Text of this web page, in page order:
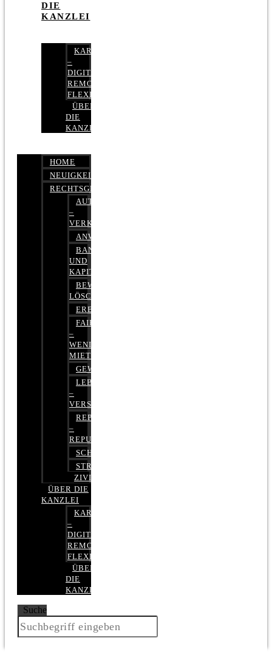
DIE
KANZLEI
KARRIERE
–
DIGITAL,
REMOTE,
FLEXIBEL
ÜBER
DIE
KANZLEI
HOME
NEUIGKEITEN
RECHTSGEBIETE
AUTOBETRUG
–
VERKEHRSRECHT
ANWALTSHAFTUNGSRECHT
BANK-
UND
KAPITALMARKTRECHT
BEWERTUNGEN
LÖSCHEN
ERBRECHT
FAIRMIETEN
–
WENIGER
MIETE
GEWERBERECHT
LEBENSVERSICHERUNG
–
VERSICHERUNGSRECHT
REPUTATIONSRECHT
–
REPUTATIONSMANAGEMENT
SCHUFARECHT
STRAFRECHT
ZIVILRECHT
ÜBER DIE
KANZLEI
KARRIERE
–
DIGITAL,
REMOTE,
FLEXIBEL
ÜBER
DIE
KANZLEI
Suche